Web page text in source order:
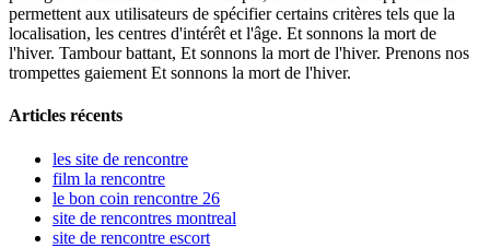
permettent aux utilisateurs de spécifier certains critères tels que la
localisation, les centres d'intérêt et l'âge. Et sonnons la mort de
l'hiver. Tambour battant, Et sonnons la mort de l'hiver. Prenons nos
trompettes gaiement Et sonnons la mort de l'hiver.
Articles récents
les site de rencontre
film la rencontre
le bon coin rencontre 26
site de rencontres montreal
site de rencontre escort